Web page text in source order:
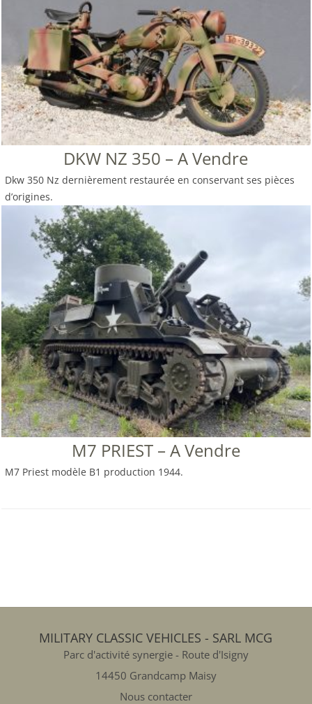
DKW NZ 350 – A Vendre
Dkw 350 Nz dernièrement restaurée en conservant ses pièces
d’origines.
M7 PRIEST – A Vendre
M7 Priest modèle B1 production 1944.
MILITARY CLASSIC VEHICLES - SARL MCG
Parc d'activité synergie - Route d'Isigny
14450 Grandcamp Maisy
Nous contacter